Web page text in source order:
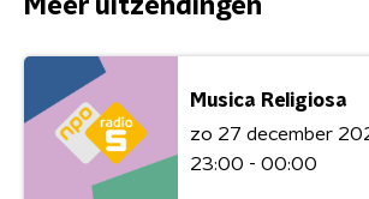
Meer uitzendingen
Musica Religiosa
zo 27 december
23:00 - 00:00